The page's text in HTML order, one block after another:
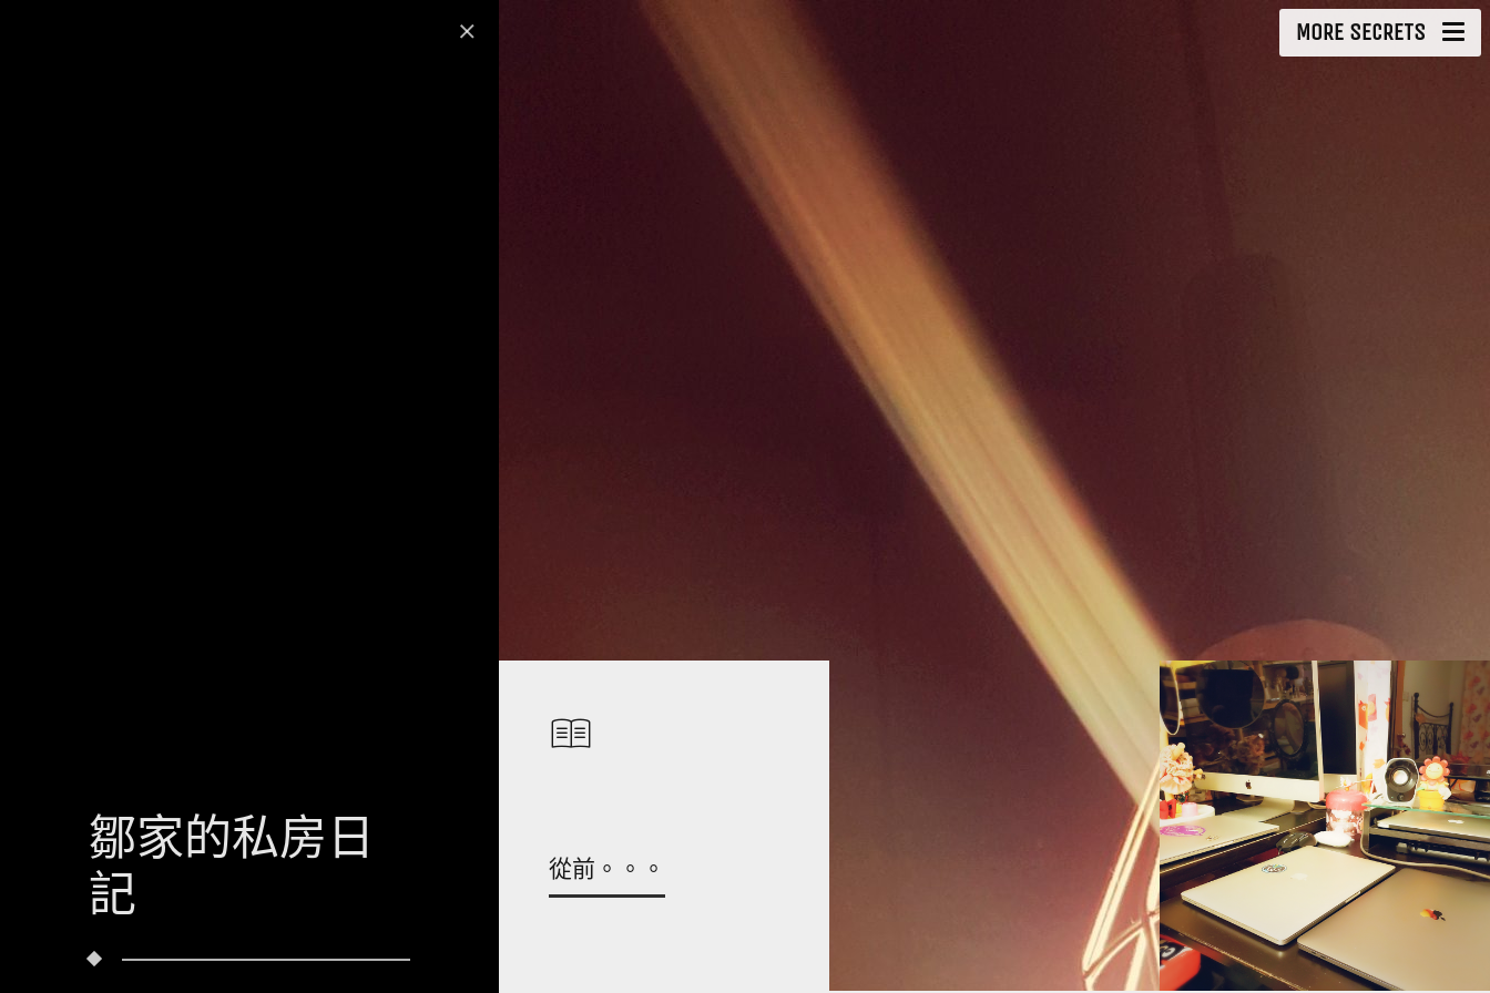
MORE SECRETS
鄒家的私房日
記
從前。。。